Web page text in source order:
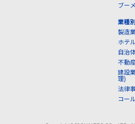
ブー
業種
製造
ホテ
自治
不動
建設
理)
法律
コー